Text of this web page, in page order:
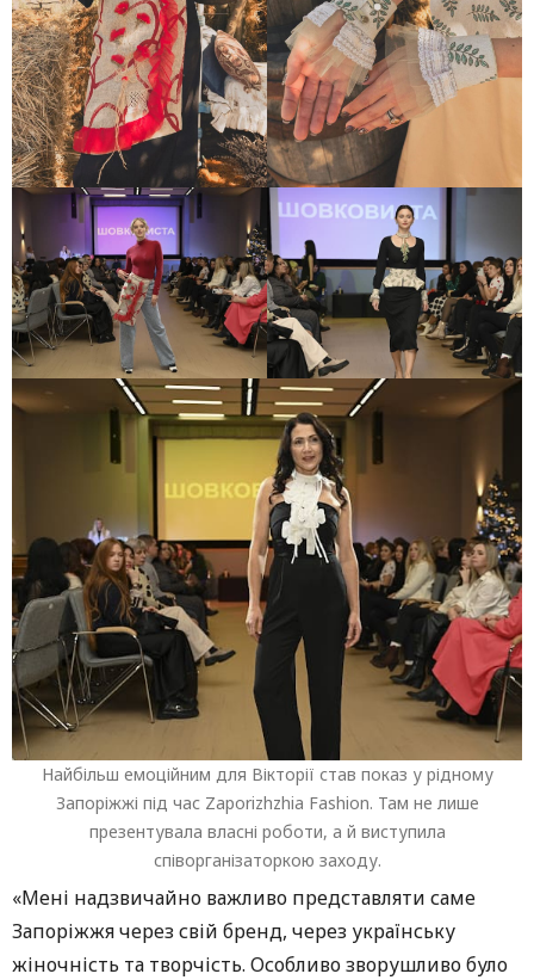
Найбільш емоційним для Вікторії став показ у рідному
Запоріжжі під час Zaporizhzhia Fashion. Там не лише
презентувала власні роботи, а й виступила
співорганізаторкою заходу.
«Мені надзвичайно важливо представляти саме
Запоріжжя через свій бренд, через українську
жіночність та творчість. Особливо зворушливо було